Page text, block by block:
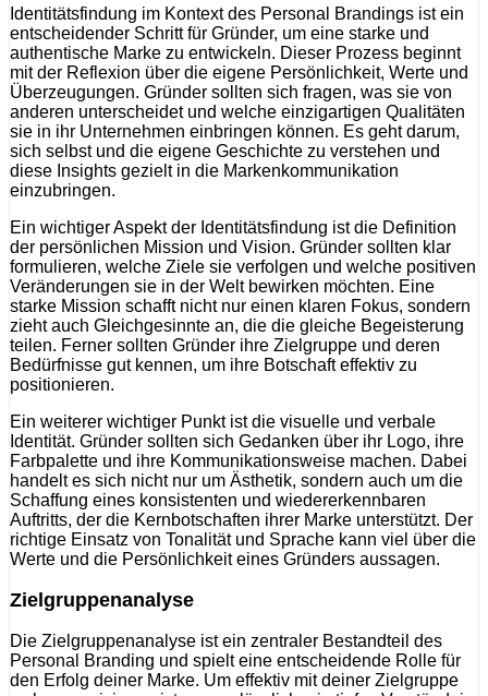
Identitätsfindung im Kontext des Personal Brandings ist ein
entscheidender Schritt für Gründer, um eine starke und
authentische Marke zu entwickeln. Dieser Prozess beginnt
mit der Reflexion über die eigene Persönlichkeit, Werte und
Überzeugungen. Gründer sollten sich fragen, was sie von
anderen unterscheidet und welche einzigartigen Qualitäten
sie in ihr Unternehmen einbringen können. Es geht darum,
sich selbst und die eigene Geschichte zu verstehen und
diese Insights gezielt in die Markenkommunikation
einzubringen.
Ein wichtiger Aspekt der Identitätsfindung ist die Definition
der persönlichen Mission und Vision. Gründer sollten klar
formulieren, welche Ziele sie verfolgen und welche positiven
Veränderungen sie in der Welt bewirken möchten. Eine
starke Mission schafft nicht nur einen klaren Fokus, sondern
zieht auch Gleichgesinnte an, die die gleiche Begeisterung
teilen. Ferner sollten Gründer ihre Zielgruppe und deren
Bedürfnisse gut kennen, um ihre Botschaft effektiv zu
positionieren.
Ein weiterer wichtiger Punkt ist die visuelle und verbale
Identität. Gründer sollten sich Gedanken über ihr Logo, ihre
Farbpalette und ihre Kommunikationsweise machen. Dabei
handelt es sich nicht nur um Ästhetik, sondern auch um die
Schaffung eines konsistenten und wiedererkennbaren
Auftritts, der die Kernbotschaften ihrer Marke unterstützt. Der
richtige Einsatz von Tonalität und Sprache kann viel über die
Werte und die Persönlichkeit eines Gründers aussagen.
Zielgruppenanalyse
Die Zielgruppenanalyse ist ein zentraler Bestandteil des
Personal Branding und spielt eine entscheidende Rolle für
den Erfolg deiner Marke. Um effektiv mit deiner Zielgruppe